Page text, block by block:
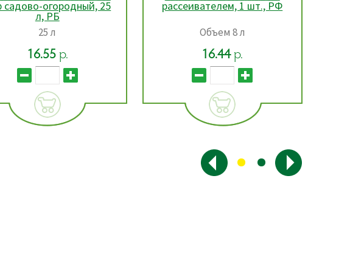
садово-огородный, 25
л, РБ
25 л
16.55 р.
рассеивателем, 1 шт., РФ
Объем 8 л
16.44р.